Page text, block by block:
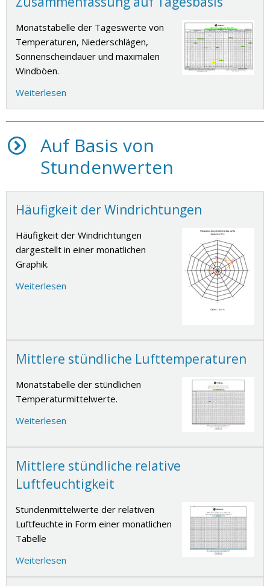
Monatstabelle der Tageswerte von
Temperaturen, Niederschlägen,
Sonnenscheindauer und maximalen
Windböen.
Weiterlesen
Auf Basis von
Stundenwerten
Häufigkeit der Windrichtungen
Häufigkeit der Windrichtungen
dargestellt in einer monatlichen
Graphik.
Weiterlesen
Mittlere stündliche Lufttemperaturen
Monatstabelle der stündlichen
Temperaturmittelwerte.
Weiterlesen
Mittlere stündliche relative
Luftfeuchtigkeit
Stundenmittelwerte der relativen
Luftfeuchte in Form einer monatlichen
Tabelle
Weiterlesen